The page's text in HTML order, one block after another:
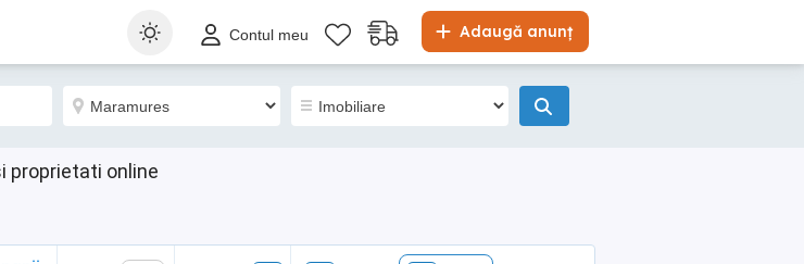
Adaugă anunț
Contul meu
proprietati online
EUR Sortează Hartă Listă